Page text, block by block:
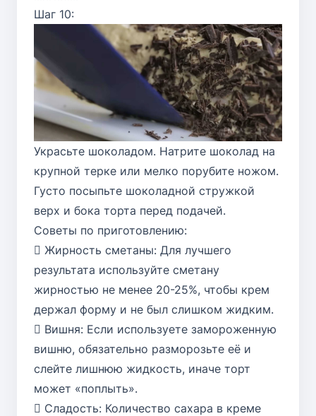
Шаг 10:
Украсьте шоколадом. Натрите шоколад на
крупной терке или мелко порубите ножом.
Густо посыпьте шоколадной стружкой
верх и бока торта перед подачей.
Советы по приготовлению:
 Жирность сметаны: Для лучшего
результата используйте сметану
жирностью не менее 20-25%, чтобы крем
держал форму и не был слишком жидким.
 Вишня: Если используете замороженную
вишню, обязательно разморозьте её и
слейте лишнюю жидкость, иначе торт
может «поплыть».
 Сладость: Количество сахара в креме